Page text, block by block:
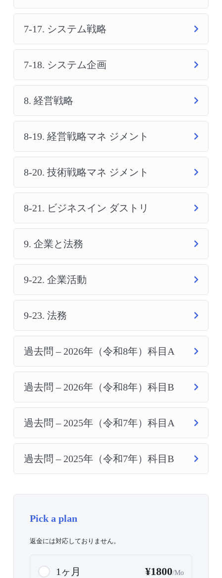
7-17. システム戦略
7-18. システム企画
8. 経営戦略
8-19. 経営戦略マネ ジメント
8-20. 技術戦略マネ ジメント
8-21. ビジネスイン ダストリ
9. 企業と法務
9-22. 企業活動
9-23. 法務
過去問 – 2026年（令和8年）科目A
過去問 – 2026年（令和8年）科目B
過去問 – 2025年（令和7年）科目A
過去問 – 2025年（令和7年）科目B
Pick a plan
返金には対応しておりません。
1ヶ月 ¥1800/Mo